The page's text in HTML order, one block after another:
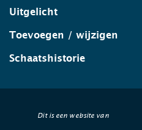
Uitgelicht
Toevoegen / wijzigen
Schaatshistorie
Dit is een website van